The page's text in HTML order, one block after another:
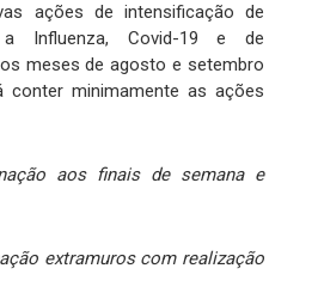
ações de intensificação de
a Influenza, Covid-19 e de
meses de agosto e setembro
conter minimamente as ações
aos finais de semana e
extramuros com realização